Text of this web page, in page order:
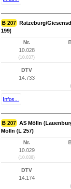
B 207 Ratzeburg/
199)
Nr.
10.028
(10.037)
DTV
14.733
Infos...
B 207 AS Mölln
Mölln (L 257)
Nr.
10.029
(10.038)
DTV
14.174